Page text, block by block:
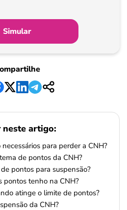
Simular
neste artigo:
para perder a CNH?
de pontos da CNH?
pontos para suspensão?
pontos tenho na CNH?
atinge o limite de pontos?
da CNH?